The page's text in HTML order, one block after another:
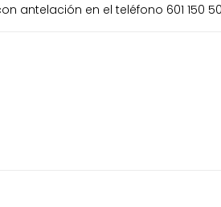
antelación en el teléfono 601 150